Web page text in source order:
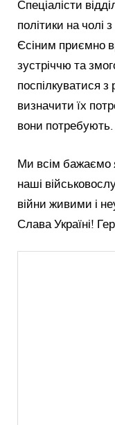
Спеціалісти
політики на
Єсіним приємно
зустріччю та
поспілкуватися
визначити їх
вони потребують.
Ми всім бажаємо
наші
війни живими і
Слава Україні!